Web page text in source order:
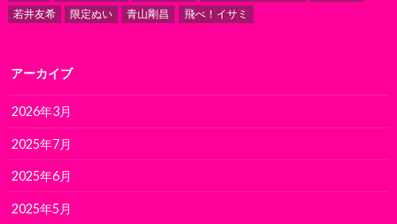
若井友希
限定ぬい 青山剛昌 飛べ！イサミ
アーカイブ
2026年3月
2025年7月
2025年6月
2025年5月